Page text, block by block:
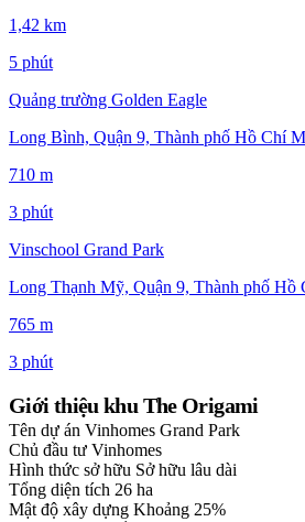
1,42 km
5 phút
Quảng trường Golden Eagle
Long Bình, Quận 9, Thành phố Hồ Chí
710 m
3 phút
Vinschool Grand Park
Long Thạnh Mỹ, Quận 9, Thành phố Hồ
765 m
3 phút
Giới thiệu khu The Origami
Tên dự án Vinhomes Grand Park
Chủ đầu tư Vinhomes
Hình thức sở hữu Sở hữu lâu dài
Tổng diện tích 26 ha
Mật độ xây dựng Khoảng 25%